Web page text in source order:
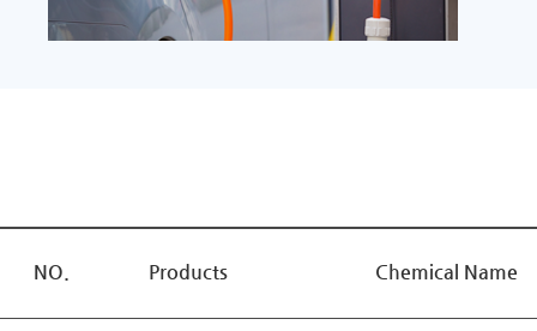
NO. Products Chemical Name